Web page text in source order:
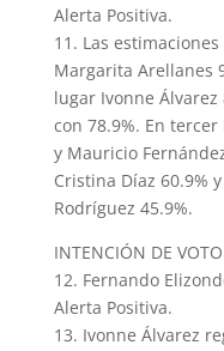
Alerta Positiva.
11. Las
Margarita Arellanes
lugar Ivonne Álvarez
con 78.9%. En
y Mauricio
Cristina Díaz 60.9%
Rodríguez 45.9%.
INTENCIÓN DE
12. Fernando
Alerta Positiva.
13. Ivonne Álvarez